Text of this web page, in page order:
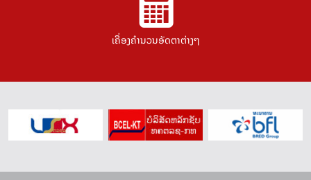
ເຄື່ອງຄຳນວນອັດຕາຕ່າງໆ